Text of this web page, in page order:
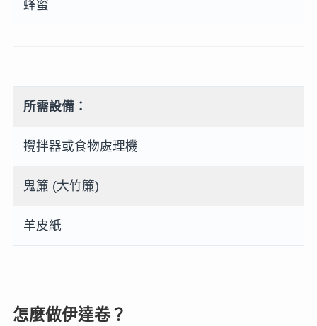
蜂蜜
所需設備：
攪拌器或食物處理機
鬼簾 (大竹簾)
羊皮紙
怎麼做伊達卷？